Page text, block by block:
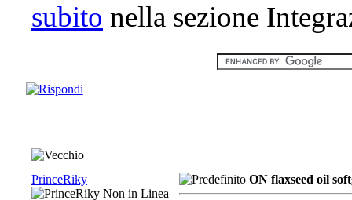
subito nella sezione
PrinceRiky ON flaxseed oil